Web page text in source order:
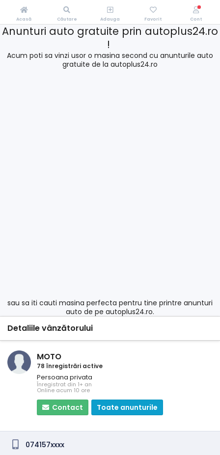
Anunturi auto gratuite prin autoplus24.ro
!
Acum poti sa vinzi usor o masina second cu anunturile auto
gratuite de la autoplus24.ro
sau sa iti cauti masina perfecta pentru tine printre anunturi
auto de pe autoplus24.ro.
Detaliile vânzătorului
MOTO
78 înregistrări active
Persoana privata
Înregistrat din 1+ an
Online acum 10 ore
Contact Toate anunturile
074157xxxx
Acasă Căutare Adauga Favorit Cont